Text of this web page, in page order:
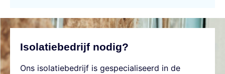
Isolatiebedrijf nodig?
Ons isolatiebedrijf is gespecialiseerd in de